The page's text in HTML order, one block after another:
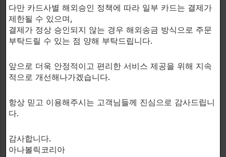
품과 함께 스택하여 사용할 수 있습니다.
1~2캡슐을 하루에 2번 복용하십시오.
1캡슐은 아침에 1캡슐은 6~8시간간격을두고 운동 30분
연관 상품
다만 카드사별 해외승인 정책에 따라 일부 카드는 결제가
제한될 수 있으며,
결제가 정상 승인되지 않는 경우 해외송금 방식으로 주문
부탁드릴 수 있는 점 양해 부탁드립니다.
앞으로 더욱 안정적이고 편리한 서비스 제공을 위해 지속
적으로 개선해나가겠습니다.
항상 믿고 이용해주시는 고객님들께 진심으로 감사드립니
다.
감사합니다.
아나볼릭코리아